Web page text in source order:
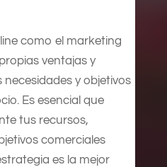
como el marketing
ventajas y
y objetivos
Es esencial que
tus recursos,
comerciales
es la mejor